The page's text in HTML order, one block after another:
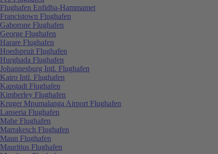
Flughafen Enfidha-Hammamet
Francistown Flughafen
Gaborone Flughafen
George Flughafen
Harare Flughafen
Hoedspruit Flughafen
Hurghada Flughafen
Johannesburg Intl. Flughafen
Kairo Intl. Flughafen
Kapstadt Flughafen
Kimberley Flughafen
Kruger Mpumalanga Airport Flughafen
Lanseria Flughafen
Mahe Flughafen
Marrakesch Flughafen
Maun Flughafen
Mauritius Flughafen